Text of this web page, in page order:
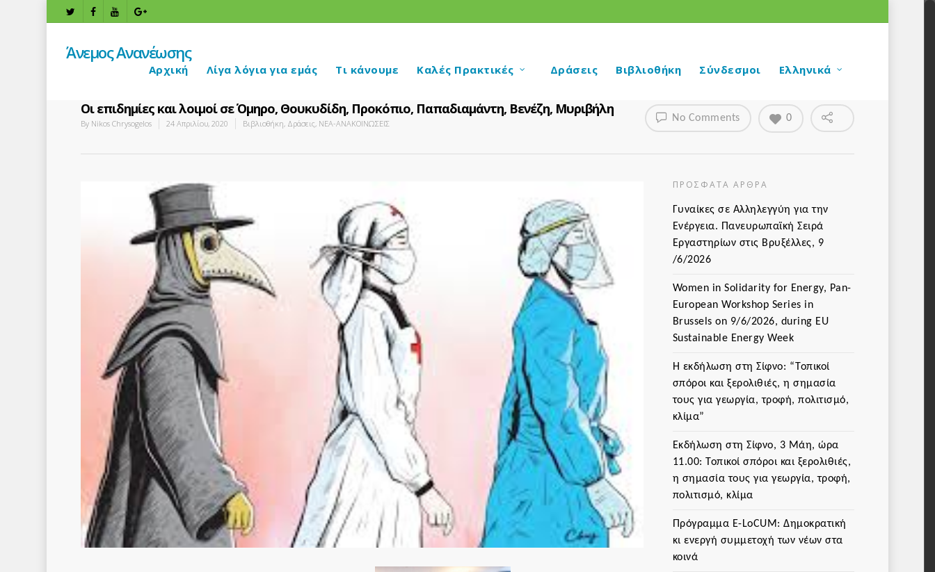
Άνεμος Ανανέωσης
Αρχική Λίγα λόγια για εμάς Τι κάνουμε Καλές Πρακτικές Δράσεις Βιβλιοθήκη Σύνδεσμοι Ελληνικά
Οι επιδημίες και λοιμοί σε Όμηρο, Θουκυδίδη, Προκόπιο, Παπαδιαμάντη, Βενέζη, Μυριβήλη
By Nikos Chrysogelos 24 Απριλίου, 2020 Βιβλιοθήκη, Δράσεις, ΝΕΑ-ΑΝΑΚΟΙΝΩΣΕΙΣ No Comments 0
ΠΡΌΣΦΑΤΑ ΆΡΘΡΑ
Γυναίκες σε Αλληλεγγύη για την
Ενέργεια. Πανευρωπαϊκή Σειρά
Εργαστηρίων στις Βρυξέλλες, 9
/6/2026
Women in Solidarity for Energy, Pan-
European Workshop Series in
Brussels on 9/6/2026, during EU
Sustainable Energy Week
Η εκδήλωση στη Σίφνο: “Τοπικοί
σπόροι και ξερολιθιές, η σημασία
τους για γεωργία, τροφή, πολιτισμό,
κλίμα”
Εκδήλωση στη Σίφνο, 3 Μάη, ώρα
11.00: Τοπικοί σπόροι και ξερολιθιές,
η σημασία τους για γεωργία, τροφή,
πολιτισμό, κλίμα
Πρόγραμμα Ε-LoCUM: Δημοκρατική
κι ενεργή συμμετοχή των νέων στα
κοινά